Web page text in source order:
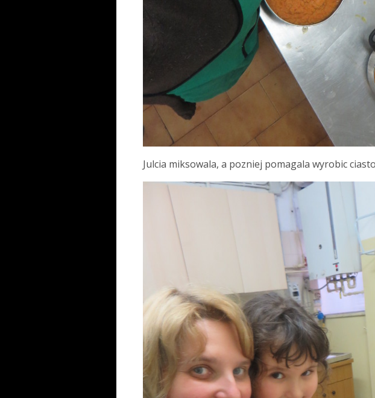
Julcia miksowala, a pozniej pomagala wyrobic